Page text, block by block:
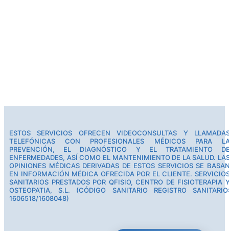
ESTOS SERVICIOS OFRECEN VIDEOCONSULTAS Y
TELEFÓNICAS CON PROFESIONALES MÉDICOS PARA
PREVENCIÓN, EL DIAGNÓSTICO Y EL TRATAMIENTO
ENFERMEDADES, ASÍ COMO EL MANTENIMIENTO DE LA SALUD.
OPINIONES MÉDICAS DERIVADAS DE ESTOS SERVICIOS SE
EN INFORMACIÓN MÉDICA OFRECIDA POR EL CLIENTE.
SANITARIOS PRESTADOS POR QFISIO, CENTRO DE FISIOTERAPIA
OSTEOPATIA, S.L. (CÓDIGO SANITARIO REGISTRO
1606518/1608048)